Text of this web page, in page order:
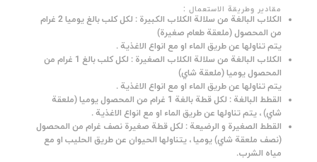
مقادير وطريقة الاستعمال :
الکلاب البالغة من سلالة الكلاب الكبيرة : لكل كلب بالغ يوميا 2 غرام
من المحصول (ملعقة طعام صغيرة)
يتم تناولها عن طريق الماء او مع انواع الاغذية .
الكلاب البالغة من سلالة الكلاب الصغيرة : لكل كلب بالغ 1 غرام من
المحصول يوميا (ملعقة شاي)
يتم تناولها عن طريق الماء او مع انواع الاغذية .
القطط البالغة : لكل قطة بالغة 1 غرام من المحصول يوميا (ملعقة
شاي) ، يتم تناولها عن طريق الماء او مع انواع الاغذية .
القطط الصغيرة و الرضیعة : لكل قطة صغيرة نصف غرام من المحصول
(نصف ملعقة شاي) يوميا ، يتناولها الحيوان عن طريق الحليب او مع
مياه الشرب.